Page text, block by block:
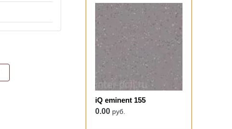
iQ eminent 155
0.00 руб.